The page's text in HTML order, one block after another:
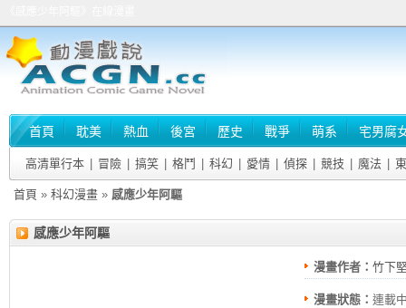
首頁 耽美 熱血 後宮 歷史 戰爭 萌系 宅男腐
高清單行本 冒險 搞笑 格鬥 科幻 愛情 偵探 競技 魔法
首頁 » 科幻漫畫 » 感應少年阿驅
感應少年阿驅
漫畫作者： 竹下
漫畫狀態： 連載